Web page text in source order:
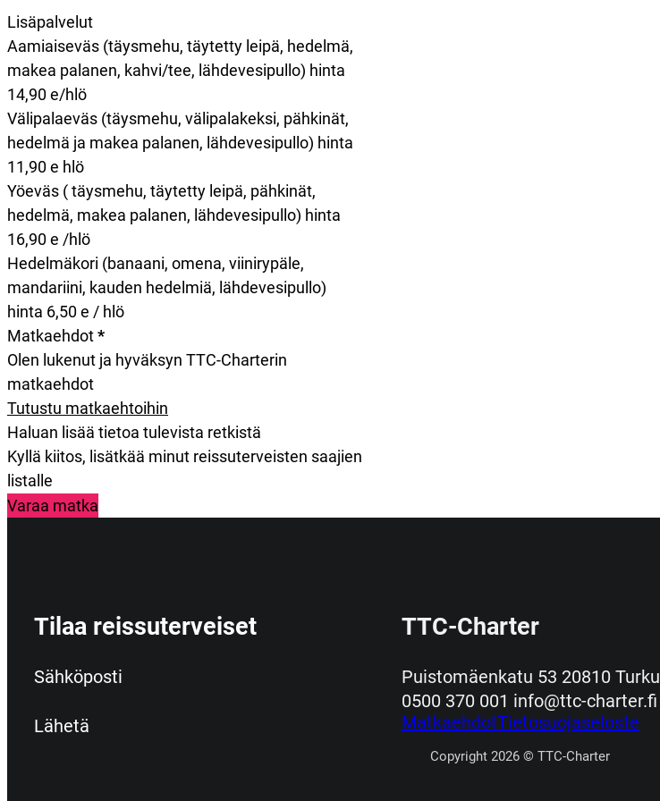
Lisäpalvelut
Aamiaiseväs (täysmehu, täytetty leipä, hedelmä,
makea palanen, kahvi/tee, lähdevesipullo) hinta
14,90 e/hlö
Välipalaeväs (täysmehu, välipalakeksi, pähkinät,
hedelmä ja makea palanen, lähdevesipullo) hinta
11,90 e hlö
Yöeväs ( täysmehu, täytetty leipä, pähkinät,
hedelmä, makea palanen, lähdevesipullo) hinta
16,90 e /hlö
Hedelmäkori (banaani, omena, viinirypäle,
mandariini, kauden hedelmiä, lähdevesipullo)
hinta 6,50 e / hlö
Matkaehdot*
Olen lukenut ja hyväksyn TTC-Charterin
matkaehdot
Tutustu matkaehtoihin
Haluan lisää tietoa tulevista retkistä
Kyllä kiitos, lisätkää minut reissuterveisten saajien
listalle
Varaa matka
Tilaa reissuterveiset
Section
Sähköposti
Lähetä
TTC-Charter
Puistomäenkatu 53 20810 Turku
0500 370 001 info@ttc-charter.fi
MatkaehdotTietosuojaseloste
Copyright 2026 © TTC-Charter